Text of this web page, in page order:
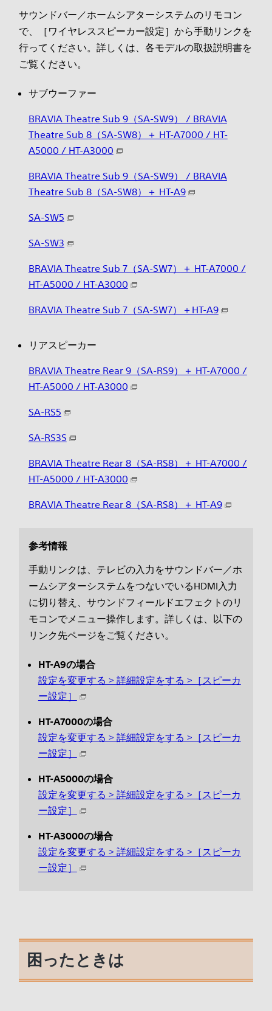
サウンドバー／ホームシアターシステムのリモコン
で、［ワイヤレススピーカー設定］から手動リンクを
行ってください。詳しくは、各モデルの取扱説明書を
ご覧ください。
サブウーファー
BRAVIA Theatre Sub 9（SA-SW9） / BRAVIA
Theatre Sub 8（SA-SW8）＋ HT-A7000 / HT-
A5000 / HT-A3000
BRAVIA Theatre Sub 9（SA-SW9） / BRAVIA
Theatre Sub 8（SA-SW8）＋ HT-A9
SA-SW5
SA-SW3
BRAVIA Theatre Sub 7（SA-SW7）＋ HT-A7000 /
HT-A5000 / HT-A3000
BRAVIA Theatre Sub 7（SA-SW7）＋HT-A9
リアスピーカー
BRAVIA Theatre Rear 9（SA-RS9）＋ HT-A7000 /
HT-A5000 / HT-A3000
SA-RS5
SA-RS3S
BRAVIA Theatre Rear 8（SA-RS8）＋ HT-A7000 /
HT-A5000 / HT-A3000
BRAVIA Theatre Rear 8（SA-RS8）＋ HT-A9
参考情報
手動リンクは、テレビの入力をサウンドバー／ホ
ームシアターシステムをつないでいるHDMI入力
に切り替え、サウンドフィールドエフェクトのリ
モコンでメニュー操作します。詳しくは、以下の
リンク先ページをご覧ください。
HT-A9の場合
設定を変更する > 詳細設定をする >［スピーカ
ー設定］
HT-A7000の場合
設定を変更する > 詳細設定をする >［スピーカ
ー設定］
HT-A5000の場合
設定を変更する > 詳細設定をする >［スピーカ
ー設定］
HT-A3000の場合
設定を変更する > 詳細設定をする >［スピーカ
ー設定］
困ったときは